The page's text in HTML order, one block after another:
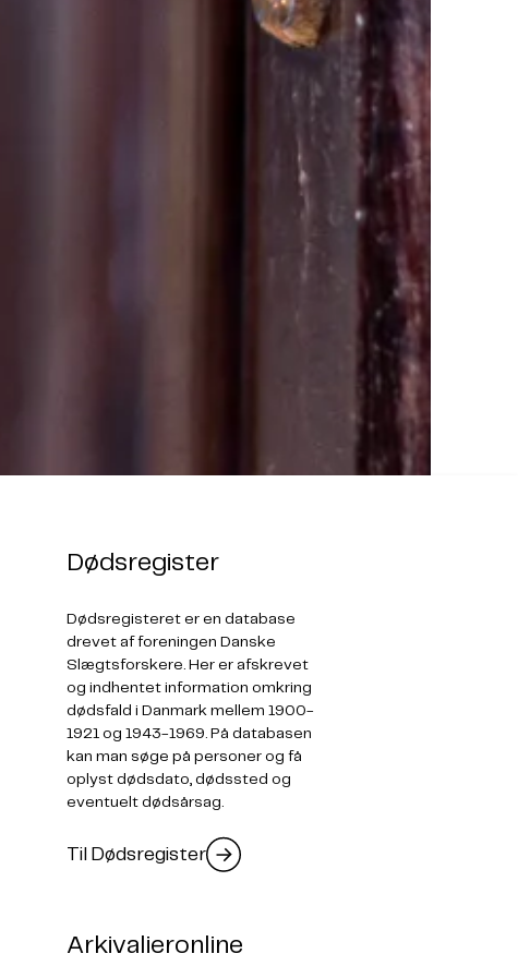
Dødsregister
Dødsregisteret er en database
drevet af foreningen Danske
Slægtsforskere. Her er afskrevet
og indhentet information omkring
dødsfald i Danmark mellem 1900-
1921 og 1943-1969. På databasen
kan man søge på personer og få
oplyst dødsdato, dødssted og
eventuelt dødsårsag.
Til Dødsregister
Arkivalieronline